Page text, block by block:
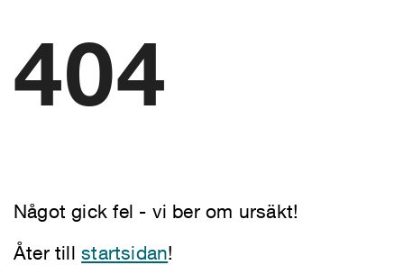
404
Något gick fel - vi ber om ursäkt!
Åter tillstartsidan!